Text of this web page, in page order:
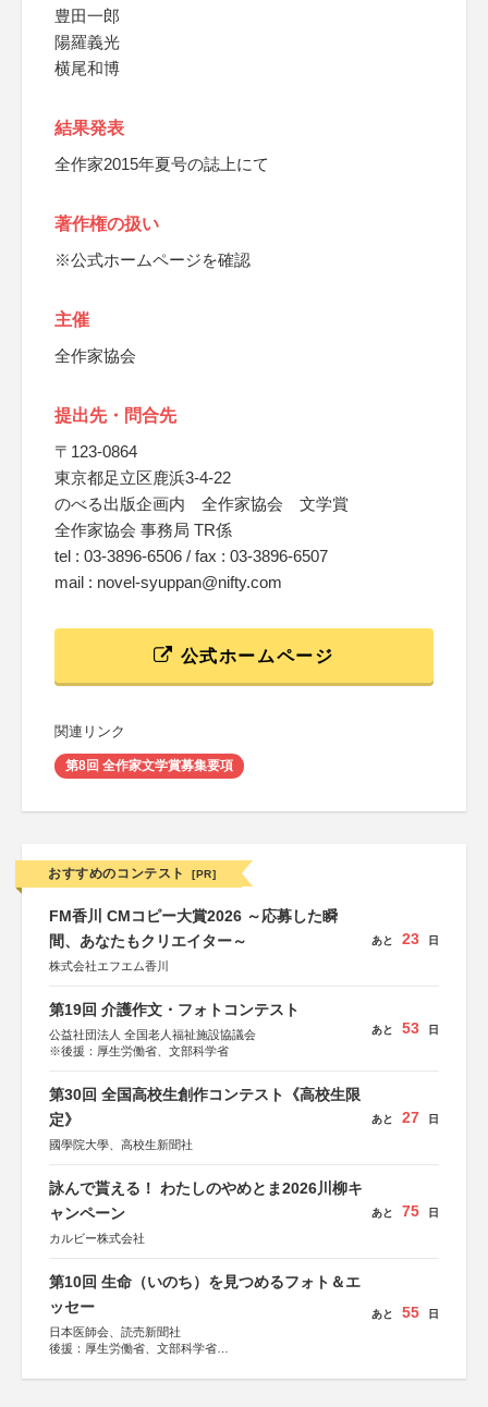
豊田一郎
陽羅義光
横尾和博
結果発表
全作家2015年夏号の誌上にて
著作権の扱い
※公式ホームページを確認
主催
全作家協会
提出先・問合先
〒123-0864
東京都足立区鹿浜3-4-22
のべる出版企画内 全作家協会 文学賞
全作家協会 事務局 TR係
tel : 03-3896-6506 / fax : 03-3896-6507
mail : novel-syuppan@nifty.com
公式ホームページ
関連リンク
第8回 全作家文学賞募集要項
おすすめのコンテスト [PR]
FM香川 CMコピー大賞2026 ～応募した瞬
間、あなたもクリエイター～
株式会社エフエム香川
あと 23 日
第19回 介護作文・フォトコンテスト
公益社団法人 全国老人福祉施設協議会
※後援：厚生労働省、文部科学省
あと 53 日
第30回 全国高校生創作コンテスト《高校生限
定》
國學院大學、高校生新聞社
あと 27 日
詠んで貰える！ わたしのやめとま2026川柳キ
ャンペーン
カルビー株式会社
あと 75 日
第10回 生命（いのち）を見つめるフォト＆エ
ッセー
日本医師会、読売新聞社
後援：厚生労働省、文部科学省
しん生命保険株式会社
あと 55 日